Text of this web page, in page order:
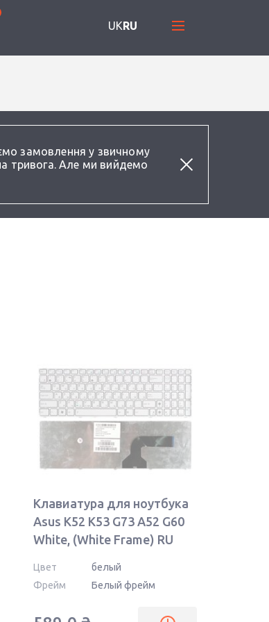
замовлення у звичному
тривога. Але ми вийдемо
UKRU
Клавиатура для ноутбука
Asus K52 K53 G73 A52 G60
White, (White Frame) RU
Цвет
белый
Фрейм
Белый фрейм